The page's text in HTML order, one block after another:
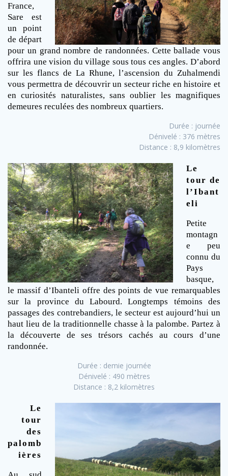
France,
Sare est
un point
de départ
pour un grand nombre de randonnées. Cette ballade vous
offrira une vision du village sous tous ces angles. D’abord
sur les flancs de La Rhune, l’ascension du Zuhalmendi
vous permettra de découvrir un secteur riche en histoire et
en curiosités naturalistes, sans oublier les magnifiques
demeures reculées des nombreux quartiers.
Durée : journée
Dénivelé : 376 mètres
Distance : 8,9 kilomètres
Le
tour de
l’Ibant
eli
Petite
montagn
e peu
connu du
Pays
basque,
le massif d’Ibanteli offre des points de vue remarquables
sur la province du Labourd. Longtemps témoins des
passages des contrebandiers, le secteur est aujourd’hui un
haut lieu de la traditionnelle chasse à la palombe. Partez à
la découverte de ses trésors cachés au cours d’une
randonnée.
Durée : demie journée
Dénivelé : 490 mètres
Distance : 8,2 kilomètres
Le
tour
des
palomb
ières